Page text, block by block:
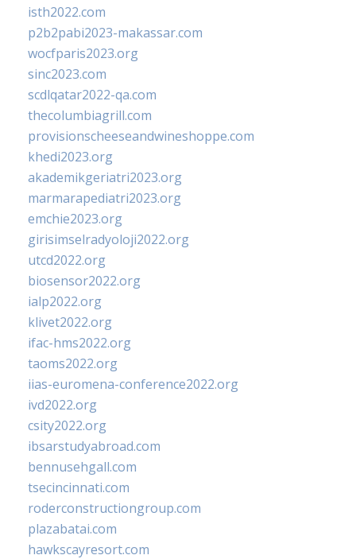
isth2022.com
p2b2pabi2023-makassar.com
wocfparis2023.org
sinc2023.com
scdlqatar2022-qa.com
thecolumbiagrill.com
provisionscheeseandwineshoppe.com
khedi2023.org
akademikgeriatri2023.org
marmarapediatri2023.org
emchie2023.org
girisimselradyoloji2022.org
utcd2022.org
biosensor2022.org
ialp2022.org
klivet2022.org
ifac-hms2022.org
taoms2022.org
iias-euromena-conference2022.org
ivd2022.org
csity2022.org
ibsarstudyabroad.com
bennusehgall.com
tsecincinnati.com
roderconstructiongroup.com
plazabatai.com
hawkscayresort.com